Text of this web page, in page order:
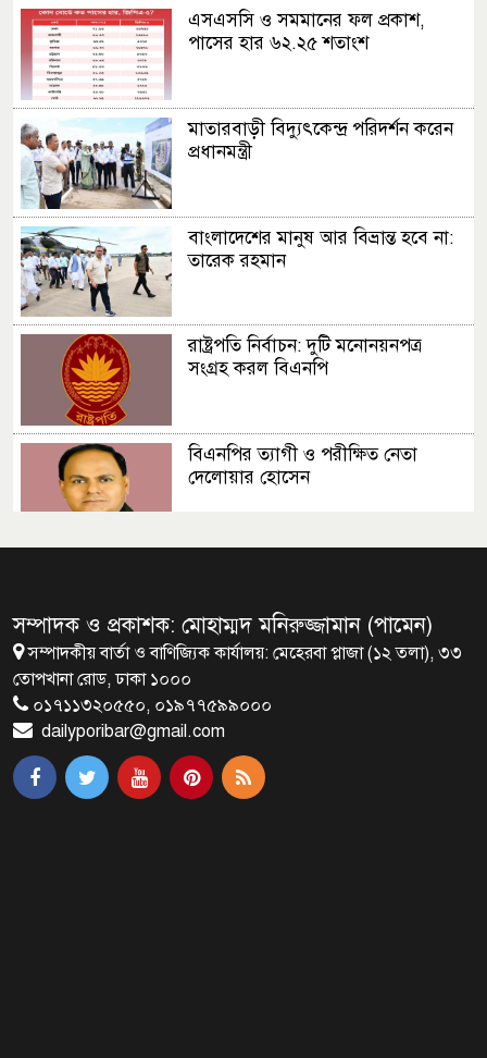
এসএসসি ও সমমানের ফল প্রকাশ,
পাসের হার ৬২.২৫ শতাংশ
মাতারবাড়ী বিদ্যুৎকেন্দ্র পরিদর্শন করেন
প্রধানমন্ত্রী
বাংলাদেশের মানুষ আর বিভ্রান্ত হবে না:
তারেক রহমান
রাষ্ট্রপতি নির্বাচন: দুটি মনোনয়নপত্র
সংগ্রহ করল বিএনপি
বিএনপির ত্যাগী ও পরীক্ষিত নেতা
দেলোয়ার হোসেন
মির্জা ফখরুলই হচ্ছেন বঙ্গভবনের নতুন
সেপ্টেম্বরে যুক্তরাষ্ট্র যাচ্ছেন প্রধানমন্ত্রী
তারেক রহমান
সম্পাদক ও প্রকাশক: মোহাম্মদ মনিরুজ্জামান (পামেন)
সম্পাদকীয় বার্তা ও বাণিজ্যিক কার্যালয়: মেহেরবা প্লাজা (১২ তলা), ৩৩
তোপখানা রোড, ঢাকা ১০০০
০১৭১১৩২০৫৫০, ০১৯৭৭৫৯৯০০০
dailyporibar@gmail.com